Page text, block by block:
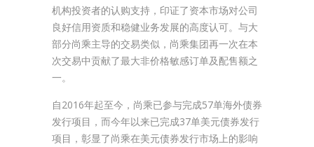
机构投资者的认购支持，印证了资本市场对公司
良好信用资质和稳健业务发展的高度认可。与大
部分尚乘主导的交易类似，尚乘集团再一次在本
次交易中贡献了最大非价格敏感订单及配售额之
一。
自2016年起至今，尚乘已参与完成57单海外债券
发行项目，而今年以来已完成37单美元债券发行
项目，彰显了尚乘在美元债券发行市场上的影响